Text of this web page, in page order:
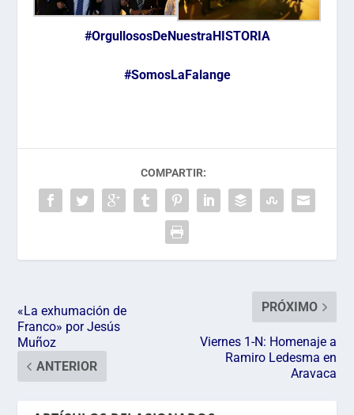
#OrgullososDeNuestraHISTORIA
#SomosLaFalange
COMPARTIR:
«La exhumación de
Franco» por Jesús
Muñoz
ANTERIOR
PRÓXIMO
Viernes 1-N: Homenaje a
Ramiro Ledesma en
Aravaca